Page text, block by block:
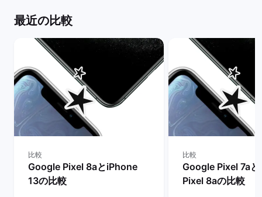
最近の比較
比較
Google Pixel 8aとiPhone
13の比較
比較
Google Pixel 7a
Pixel 8aの比較